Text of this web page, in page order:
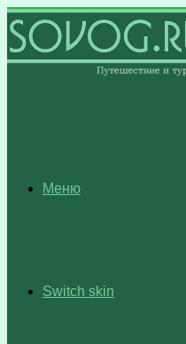
Меню
Switch skin